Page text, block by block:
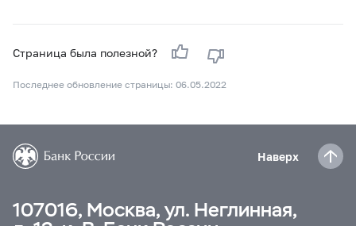
Страница была полезной?
Последнее обновление страницы: 06.05.2022
Наверх
107016, Москва, ул. Неглинная,